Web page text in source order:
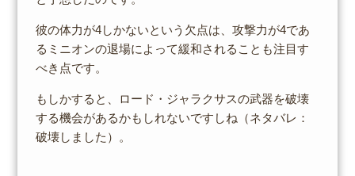
彼の体力が4しかないという欠点は、攻撃力が4であ
るミニオンの退場によって緩和されることも注目す
べき点です。
もしかすると、ロード・ジャラクサスの武器を破壊
する機会があるかもしれないですしね（ネタバレ：
破壊しました）。